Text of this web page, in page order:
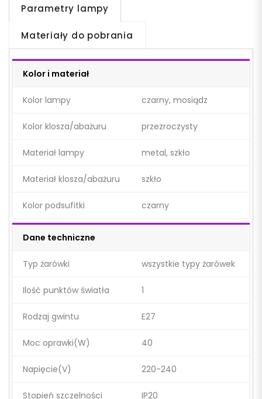
Parametry lampy
Materiały do pobrania
Kolor i materiał
Kolor lampy czarny, mosiądz
Kolor klosza/abażuru przezroczysty
Materiał lampy metal, szkło
Materiał klosza/abażuru szkło
Kolor podsufitki czarny
Dane techniczne
Typ żarówki wszystkie typy żarówek
Ilość punktów światła 1
Rodzaj gwintu E27
Moc oprawki(W) 40
Napięcie(V) 220-240
Stopień szczelności IP20